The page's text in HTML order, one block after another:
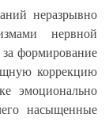
неразрывно
нервной
формирование
коррекцию
эмоционально
насыщенные